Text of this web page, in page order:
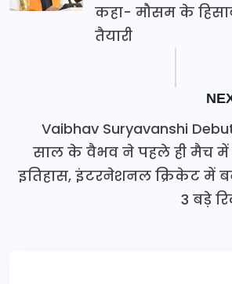
कहा- मौसम के
तैयारी
Vaibhav Suryavanshi
साल के वैभव ने पहले ही मैच में
इतिहास, इंटरनेशनल क्रिकेट में
3 बड़े